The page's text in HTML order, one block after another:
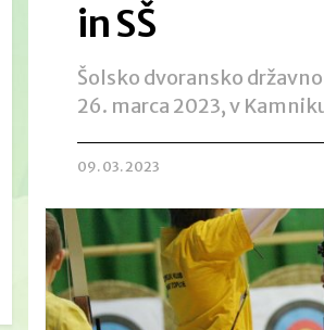
in SŠ
Šolsko dvoransko
26. marca 2023, v
09. 03. 2023